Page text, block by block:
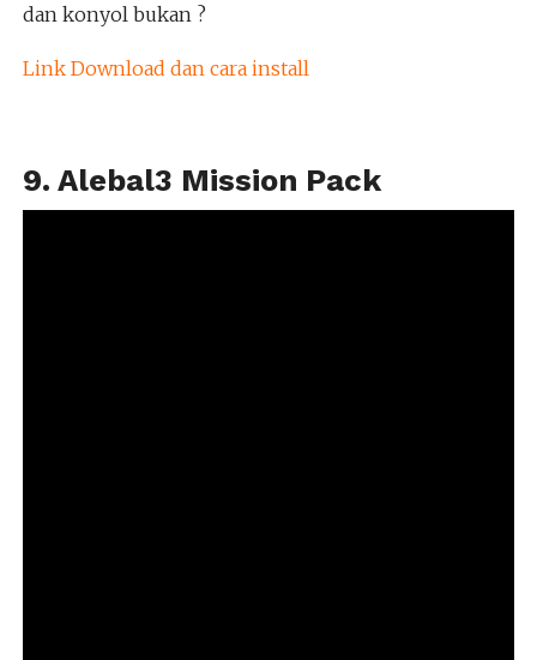
dan konyol bukan ?
Link Download dan cara install
9. Alebal3 Mission Pack